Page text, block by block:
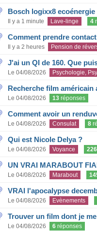
Bosch logixx8 ecoénergie
Il y a 1 minute Lave-linge 4
Comment prendre
Il y a 2 heures Pension de
J'ai un QI de 160. Que
Le 04/08/2026 Psychologie,
Recherche film américain
Le 04/08/2026 13réponses
Comment avoir un
Le 04/08/2026 Consulat 8
Qui est Nicole Delya ?
Le 04/08/2026 Voyance 226
UN VRAI MARABOUT
Le 04/08/2026 Marabout
VRAI l'apocalypse
Le 04/08/2026 Evènements
Trouver un film dont je
Le 04/08/2026 6réponses